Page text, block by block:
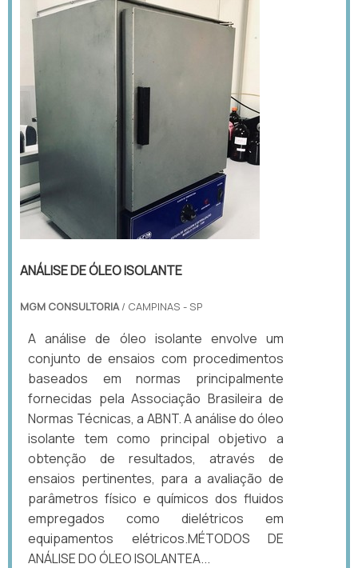
ANÁLISE DE ÓLEO ISOLANTE
MGM CONSULTORIA/ CAMPINAS - SP
A análise de óleo isolante envolve um
conjunto de ensaios com procedimentos
baseados em normas principalmente
fornecidas pela Associação Brasileira de
Normas Técnicas, a ABNT. A análise do óleo
isolante tem como principal objetivo a
obtenção de resultados, através de
ensaios pertinentes, para a avaliação de
parâmetros físico e químicos dos fluidos
empregados como dielétricos em
equipamentos elétricos.MÉTODOS DE
ANÁLISE DO ÓLEO ISOLANTEA...